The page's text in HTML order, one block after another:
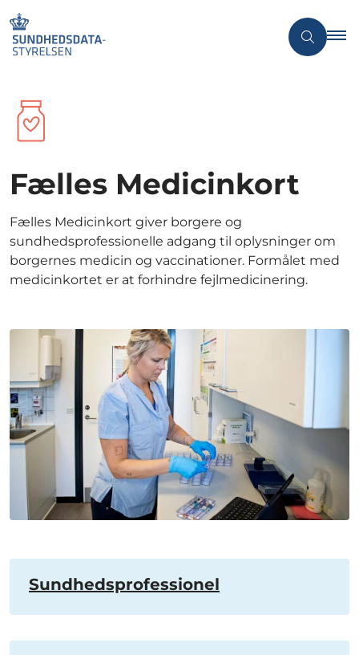
Fælles Medicinkort
Fælles Medicinkort giver borgere og
sundhedsprofessionelle adgang til oplysninger om
borgernes medicin og vaccinationer. Formålet med
medicinkortet er at forhindre fejlmedicinering.
Sundhedsprofessionel